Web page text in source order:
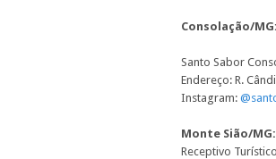
Consolação/MG:
Santo Sabor
Endereço: R.
Instagram:
Monte Sião/MG:
Receptivo Turístico